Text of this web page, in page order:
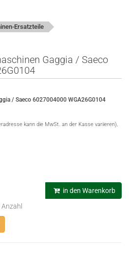
Ersatzteile
Gaggia / Saeco
/ Saeco 6027004000 WGA26G0104
kann die MwSt. an der Kasse variieren),
in den Warenkorb